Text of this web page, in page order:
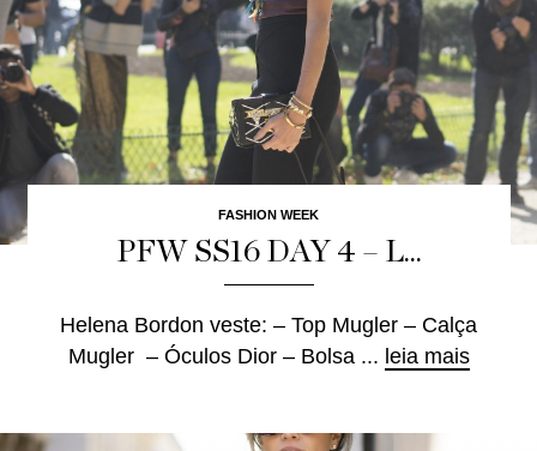
FASHION WEEK
PFW SS16 DAY 4 – L...
Helena Bordon veste: – Top Mugler – Calça
Mugler – Óculos Dior – Bolsa ... leia mais